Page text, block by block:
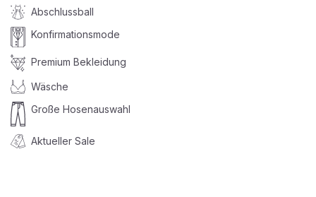
Abschlussball
Konfirmationsmode
Premium Bekleidung
Wäsche
Große Hosenauswahl
Aktueller Sale